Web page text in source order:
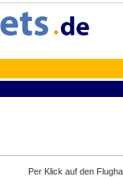
Per Klick auf den